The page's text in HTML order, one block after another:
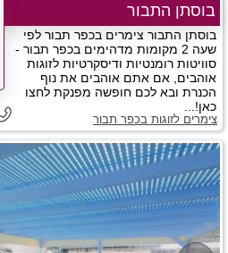
בוסתן התבור
בוסתן התבור צימרים בכפר תבור לפי
שעה 2 מקומות מדהימים בכפר תבור -
סוויטות רומנטיות ודיסקרטיות לזוגות
אוהבים, אם אתם אוהבים את נוף
הכנרת ובא לכם חופשה מפנקת לחצו
כאן!...
צימרים לזוגות בכפר תבור